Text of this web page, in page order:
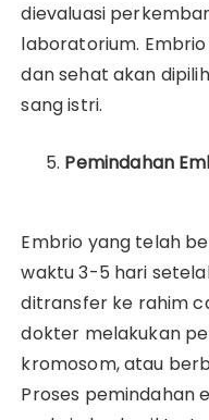
dievaluasi
laboratorium.
dan sehat akan
sang istri.
Pemindahan
Embrio yang telah
waktu 3-5 hari
ditransfer ke rahim
dokter melakukan
kromosom, atau
Proses pemindahan